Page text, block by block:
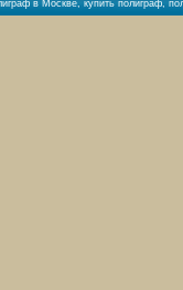
в Москве, купить полиграф,